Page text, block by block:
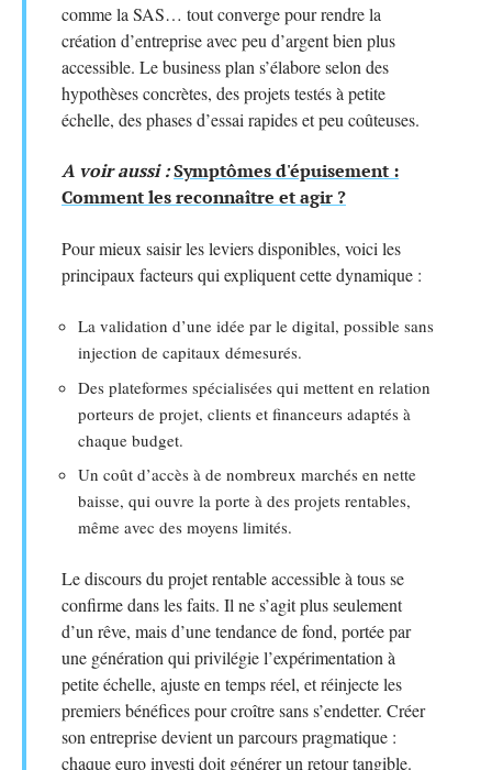
comme la SAS… tout converge pour rendre la
création d’entreprise avec peu d’argent bien plus
accessible. Le business plan s’élabore selon des
hypothèses concrètes, des projets testés à petite
échelle, des phases d’essai rapides et peu coûteuses.
A voir aussi :Symptômes d'épuisement :
Comment les reconnaître et agir ?
Pour mieux saisir les leviers disponibles, voici les
principaux facteurs qui expliquent cette dynamique :
La validation d’une idée par le digital, possible sans
injection de capitaux démesurés.
Des plateformes spécialisées qui mettent en relation
porteurs de projet, clients et financeurs adaptés à
chaque budget.
Un coût d’accès à de nombreux marchés en nette
baisse, qui ouvre la porte à des projets rentables,
même avec des moyens limités.
Le discours du projet rentable accessible à tous se
confirme dans les faits. Il ne s’agit plus seulement
d’un rêve, mais d’une tendance de fond, portée par
une génération qui privilégie l’expérimentation à
petite échelle, ajuste en temps réel, et réinjecte les
premiers bénéfices pour croître sans s’endetter. Créer
son entreprise devient un parcours pragmatique :
chaque euro investi doit générer un retour tangible.